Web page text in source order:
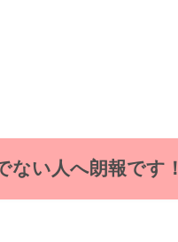
ない人へ朗報です！